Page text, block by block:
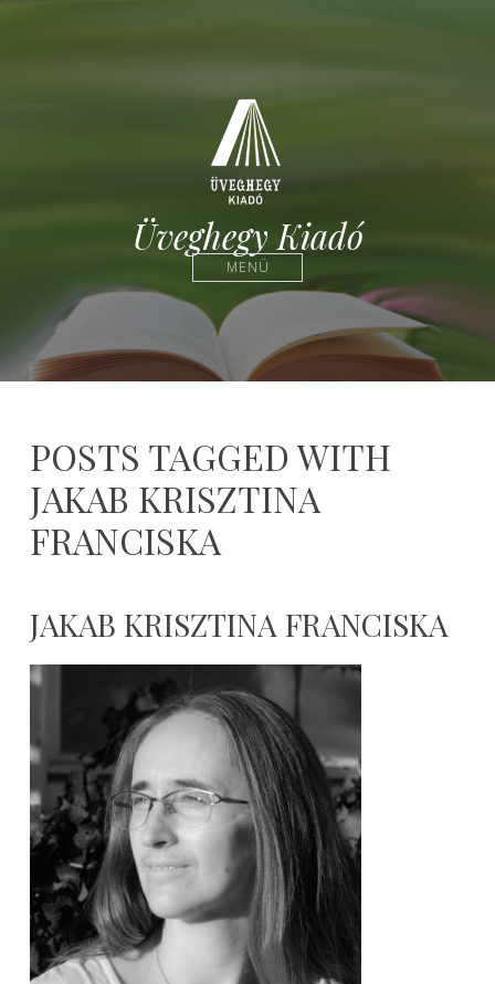
Üveghegy Kiadó
MENÜ
POSTS TAGGED WITH
JAKAB KRISZTINA
FRANCISKA
JAKAB KRISZTINA FRANCISKA